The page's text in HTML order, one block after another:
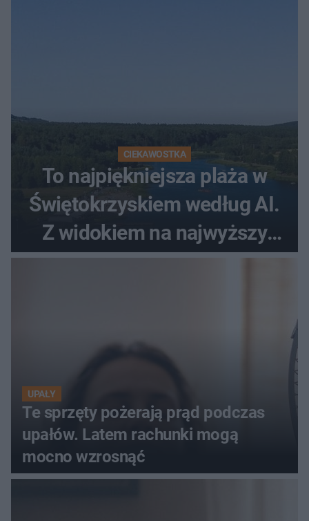
CIEKAWOSTKA
To najpiękniejsza plaża w
Świętokrzyskiem według AI.
Z widokiem na najwyższy
szczyt Gór Świętokrzyskich
UPAŁY
Te sprzęty pożerają prąd podczas
upałów. Latem rachunki mogą
mocno wzrosnąć